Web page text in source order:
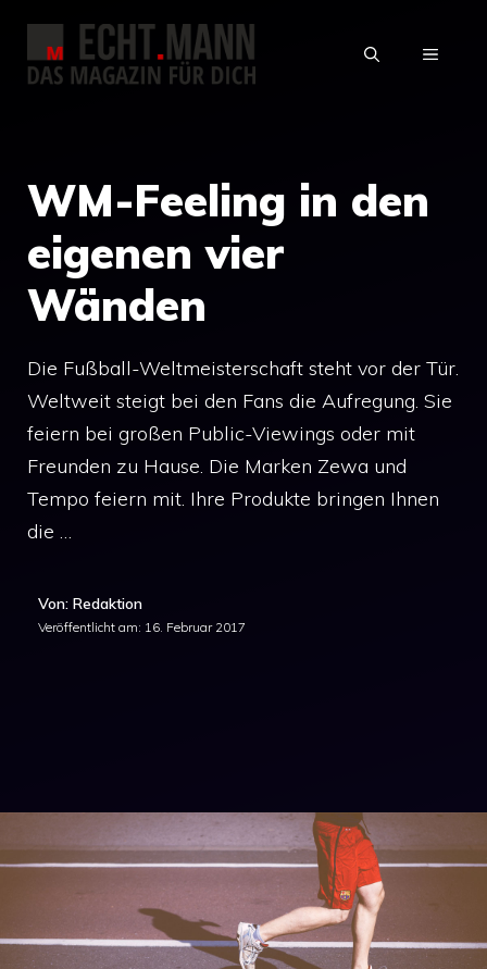
Inhalt
springen
MENÜ
WM-Feeling in den
eigenen vier
Wänden
Die Fußball-Weltmeisterschaft steht vor der Tür.
Weltweit steigt bei den Fans die Aufregung. Sie
feiern bei großen Public-Viewings oder mit
Freunden zu Hause. Die Marken Zewa und
Tempo feiern mit. Ihre Produkte bringen Ihnen
die …
Von: Redaktion
Veröffentlicht am: 16. Februar 2017